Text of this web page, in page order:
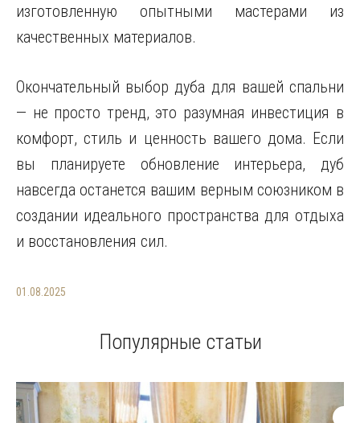
изготовленную опытными мастерами из
качественных материалов.
Окончательный выбор дуба для вашей спальни
— не просто тренд, это разумная инвестиция в
комфорт, стиль и ценность вашего дома. Если
вы планируете обновление интерьера, дуб
навсегда останется вашим верным союзником в
создании идеального пространства для отдыха
и восстановления сил.
01.08.2025
Популярные статьи